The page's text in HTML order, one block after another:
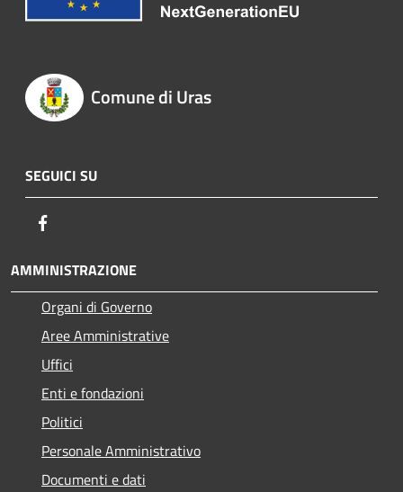
Comune di Uras
SEGUICI SU
AMMINISTRAZIONE
Organi di Governo
Aree Amministrative
Uffici
Enti e fondazioni
Politici
Personale Amministrativo
Documenti e dati